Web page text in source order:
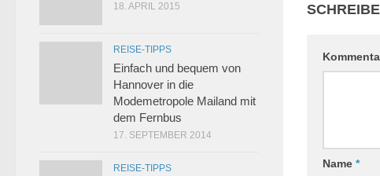
Name *
18. APRIL 2015
REISE-TIPPS
Einfach und bequem von
Hannover in die
Modemetropole Mailand mit
dem Fernbus
17. SEPTEMBER 2014
REISE-TIPPS